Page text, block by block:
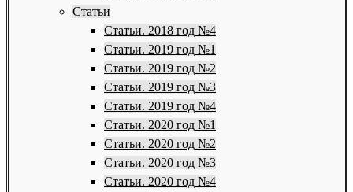
Статьи
Статьи. 2018 год №4
Статьи. 2019 год №1
Статьи. 2019 год №2
Статьи. 2019 год №3
Статьи. 2019 год №4
Статьи. 2020 год №1
Статьи. 2020 год №2
Статьи. 2020 год №3
Статьи. 2020 год №4